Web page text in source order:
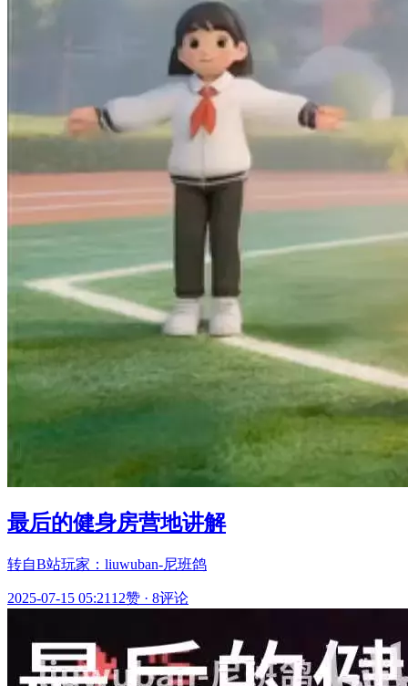
最后的健身房营地讲解
转自B站玩家：liuwuban-尼班鸽
2025-07-15 05:21 12赞 · 8评论